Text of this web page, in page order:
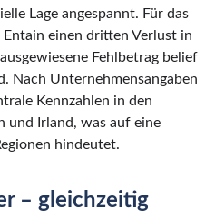
Lage angespannt. Für das
einen dritten Verlust in
Fehlbetrag belief
Nach Unternehmensangaben
Kennzahlen in den
und Irland, was auf eine
hindeutet.
– gleichzeitig